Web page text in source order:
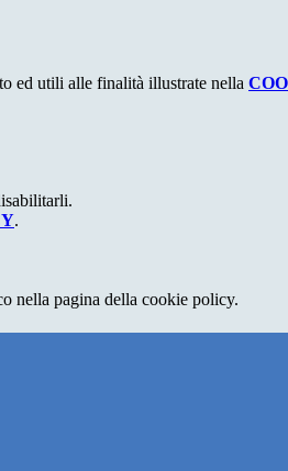
ed utili alle finalità illustrate nella
.
nella pagina della cookie policy.